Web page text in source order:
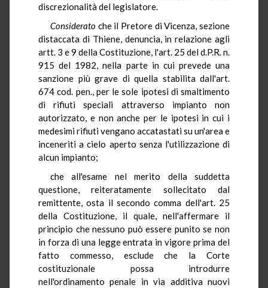
discrezionalità del legislatore.
Considerato che il Pretore di Vicenza, sezione
distaccata di Thiene, denuncia, in relazione agli
artt. 3 e 9 della Costituzione, l'art. 25 del d.P.R. n.
915 del 1982, nella parte in cui prevede una
sanzione più grave di quella stabilita dall'art.
674 cod. pen., per le sole ipotesi di smaltimento
di rifiuti speciali attraverso impianto non
autorizzato, e non anche per le ipotesi in cui i
medesimi rifiuti vengano accatastati su un'area e
inceneriti a cielo aperto senza l'utilizzazione di
alcun impianto;
che all'esame nel merito della suddetta
questione, reiteratamente sollecitato dal
remittente, osta il secondo comma dell'art. 25
della Costituzione, il quale, nell'affermare il
principio che nessuno può essere punito se non
in forza di una legge entrata in vigore prima del
fatto commesso, esclude che la Corte
costituzionale possa introdurre
nell'ordinamento penale in via additiva nuovi